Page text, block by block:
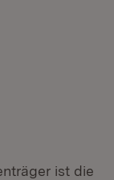
ist die